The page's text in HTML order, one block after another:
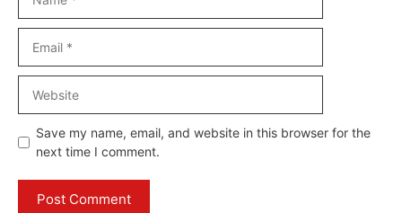
Save my name, email, and website in this browser for the
next time I comment.